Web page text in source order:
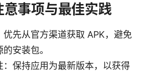
事项与最佳实践
优先从官方渠道获取 APK，避免
安装包。
：保持应用为最新版本，以获得